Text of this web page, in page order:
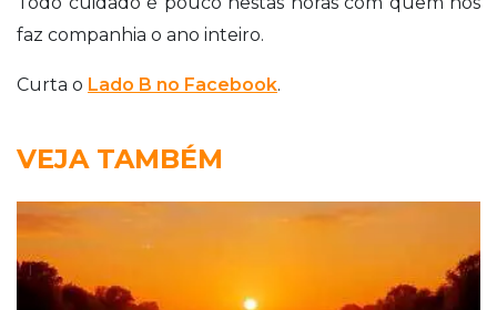
faz companhia o ano inteiro.
Curta o Lado B no Facebook.
VEJA TAMBÉM